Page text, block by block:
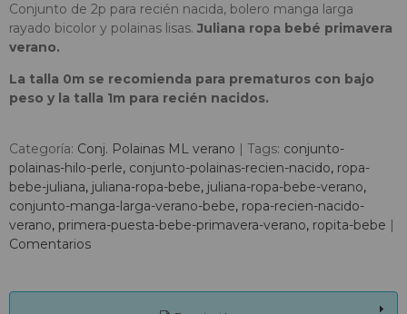
Conjunto de 2p para recién nacida, bolero manga larga
rayado bicolor y polainas lisas. Juliana ropa bebé primavera
verano.
La talla 0m se recomienda para prematuros con bajo
peso y la talla 1m para recién nacidos.
Categoría: Conj. Polainas ML verano Tags: conjunto-
polainas-hilo-perle conjunto-polainas-recien-nacido ropa-
bebe-juliana juliana-ropa-bebe juliana-ropa-bebe-verano
conjunto-manga-larga-verano-bebe ropa-recien-nacido-
verano primera-puesta-bebe-primavera-verano ropita-bebe
Comentarios